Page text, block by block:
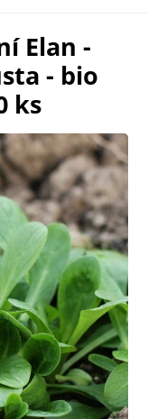
Elan -
- bio
ks